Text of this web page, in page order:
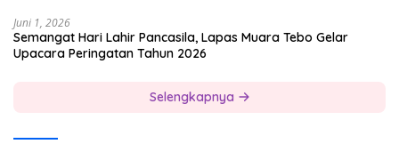
Juni 1, 2026
Semangat Hari Lahir Pancasila, Lapas Muara Tebo Gelar
Upacara Peringatan Tahun 2026
Selengkapnya